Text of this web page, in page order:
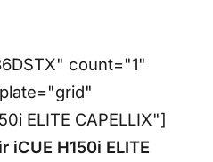
count="1"
ELITE CAPELLIX"]
iCUE H150i ELITE